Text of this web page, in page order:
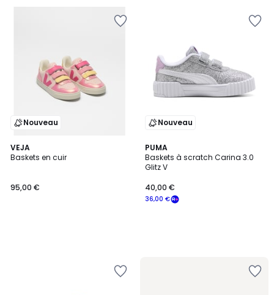
Nouveau
VEJA
Baskets en cuir
95,00 €
Nouveau
PUMA
Baskets à scratch Carina 3.0
Glitz V
36,00 €
40,00 €